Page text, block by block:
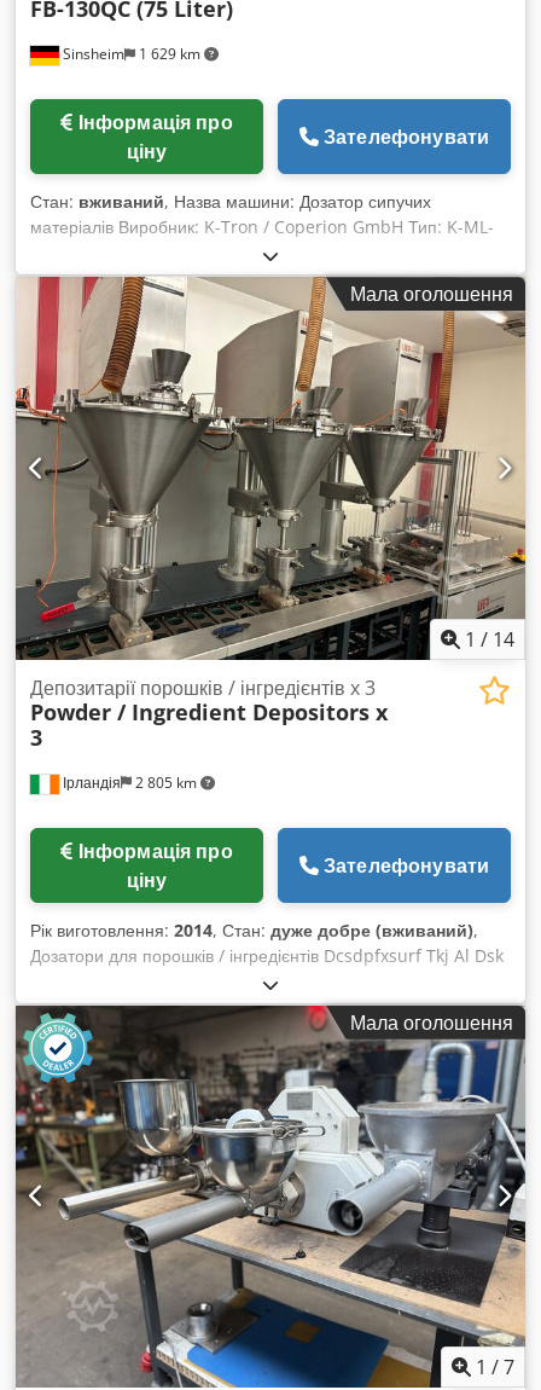
Sinsheim 1 629 km
FB-130QC (75 Liter)
ціну
Зателефонувати
Стан: вживаний, Назва машини: Дозатор сипучих
матеріалів Виробник: K-Tron / Coperion GmbH Тип: K-ML-
FB-130QC Рік випуску: Невідомо Частота обертання: Оберти
мішалки: 5,6 об/хв Об’єм: 75 літрів Dedpfx Aoiv Ic Esl Dsck
Двигун: Потужність двигуна мішалки 0,25 кВт Габарити:
Довжина 800 мм x ширина 700 мм x висота 1200 мм Вага
без завантаження: 100 кг Технічна документація: Ні
Примітка: Привід мішалки 0,25 кВт, оберти 5,6 об/хв Стан:
Вживана Ціна: За запитом.
Мала оголошення
1 / 14
Ірландія 2 805 km
Депозитарії порошків / інгредієнтів x 3
Powder / Ingredient Depositors x
3
ціну
Зателефонувати
Рік виготовлення: 2014, Стан: дуже добре (вживаний),
Дозатори для порошків / інгредієнтів Dcsdpfxsurf Tkj Al Dsk
В наявності 3 шт. Нержавіюча сталь Рік випуску: 2014
Відмінний стан
Мала оголошення
1 /7